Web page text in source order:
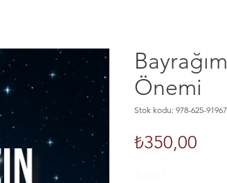
Önemi
Stok kodu: 978-625-
₺350,00